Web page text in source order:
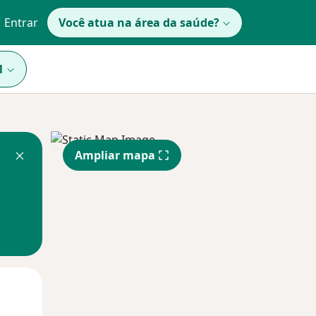
Entrar Você atua na área da saúde?
Ampliar mapa